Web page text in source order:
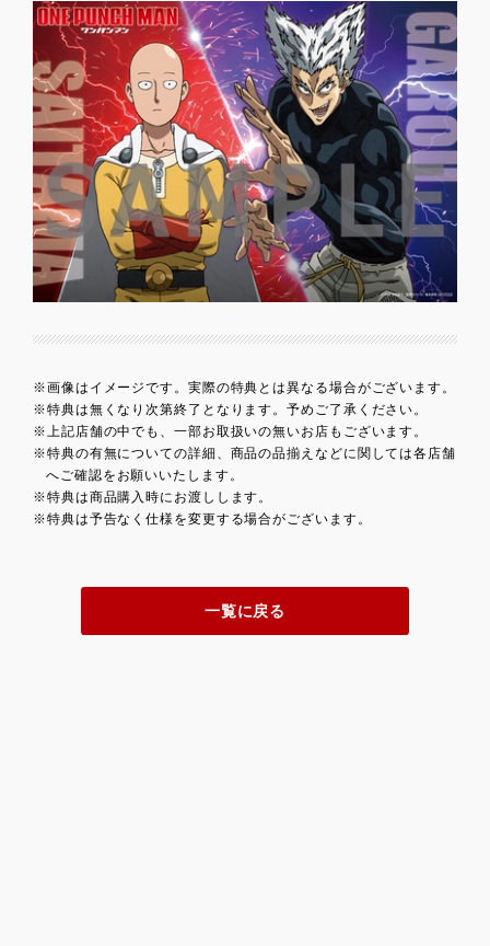
※画像はイメージです。実際の特典とは異なる場合がございます。
※特典は無くなり次第終了となります。予めご了承ください。
※上記店舗の中でも、一部お取扱いの無いお店もございます。
※特典の有無についての詳細、商品の品揃えなどに関しては各店舗
へご確認をお願いいたします。
※特典は商品購入時にお渡しします。
※特典は予告なく仕様を変更する場合がございます。
一覧に戻る